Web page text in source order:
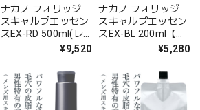
ナカノ フォリッジ
スキャルプエッセン
スEX-RD 500ml(レ
フィル)【医薬部外
¥9,520
ナカノ フォリッジ
スキャルプエッセン
スEX-BL 200ml【医
¥5,280